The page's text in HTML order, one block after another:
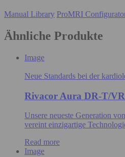
Manual Library ProMRI
Ähnliche Produkte
Image
Neue Standards bei der
Rivacor Aura DR-T/
Unsere neueste Generation
vereint einzigartige
Read more
Image